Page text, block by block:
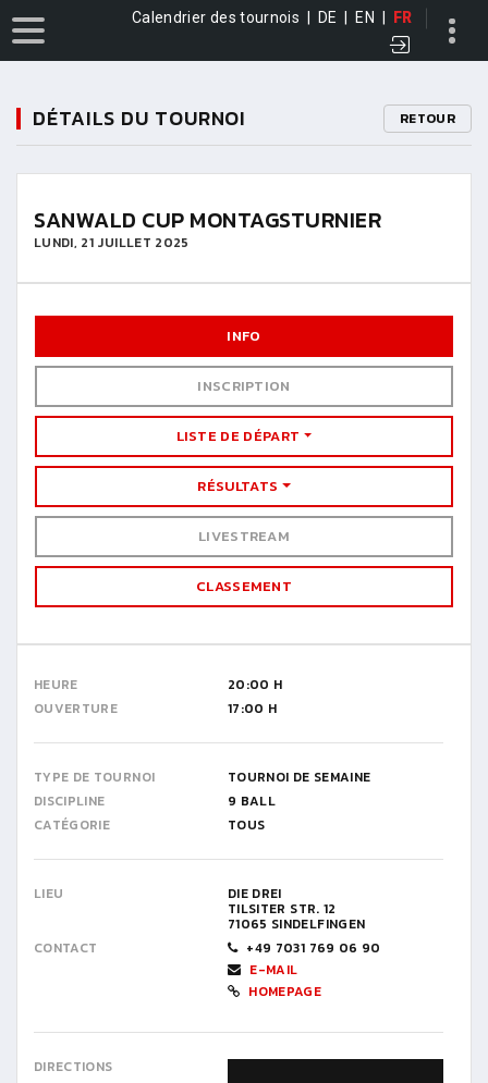
Calendrier des tournois DE EN FR
DÉTAILS DU TOURNOI RETOUR
SANWALD CUP MONTAGSTURNIER
LUNDI, 21 JUILLET 2025
INFO
INSCRIPTION
LISTE DE DÉPART
RÉSULTATS
LIVESTREAM
CLASSEMENT
HEURE
20:00 H
OUVERTURE
17:00 H
TYPE DE TOURNOI
TOURNOI DE SEMAINE
DISCIPLINE
9 BALL
CATÉGORIE
TOUS
LIEU DIE DREI
TILSITER STR. 12
71065 SINDELFINGEN
CONTACT
+49 7031 769 06 90
E-MAIL
HOMEPAGE
DIRECTIONS